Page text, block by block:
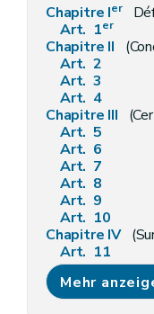
Chapitre Ier
Art. 1er
Chapitre II
(Conditions
Art. 2
Art. 3
Art. 4
Chapitre III
(Certificat
Art. 5
Art. 6
Art. 7
Art. 8
Art. 9
Art. 10
Chapitre IV (Surveillance
Art. 11
Art. 12
Art. 13
Art. 14
Mehr